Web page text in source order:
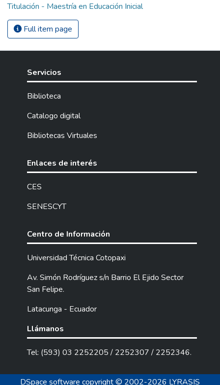
Titulación - Maestría en Educación Inicial
Full item page
Servicios
Biblioteca
Catalogo digital
Bibliotecas Virtuales
Enlaces de interés
CES
SENESCYT
Centro de Información
Universidad Técnica Cotopaxi
Av. Simón Rodríguez s/n Barrio El Ejido Sector
San Felipe.
Latacunga - Ecuador
Llámanos
Tel: (593) 03 2252205 / 2252307 / 2252346.
DSpace software copyright © 2002-2026 LYRASIS